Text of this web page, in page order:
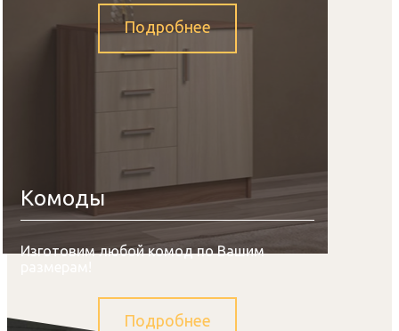
Подробнее
Комоды
Изготовим любой комод по Вашим
Подробнее